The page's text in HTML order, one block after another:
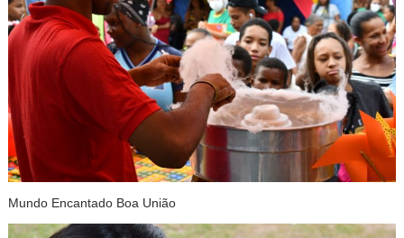
Mundo Encantado Boa União